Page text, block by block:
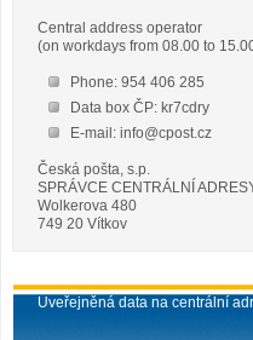
Central address operator
(on workdays from 08.00 to
Phone: 954 406 285
Data box ČP: kr7cdry
E-mail: info@cpost.cz
Česká pošta, s.p.
SPRÁVCE CENTRÁLNÍ
Wolkerova 480
749 20 Vítkov
Uveřejněná data na centrální